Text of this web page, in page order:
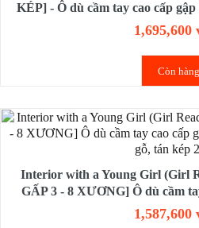
KÉP] - Ô dù cầm tay cao cấp
tán kép họa tiết,
1,695,600
Còn hàng
Interior with a Young Girl (Girl
GẤP 3 - 8 XƯƠNG] Ô dù cầm
trọng, tay cầm gỗ,
1,587,600